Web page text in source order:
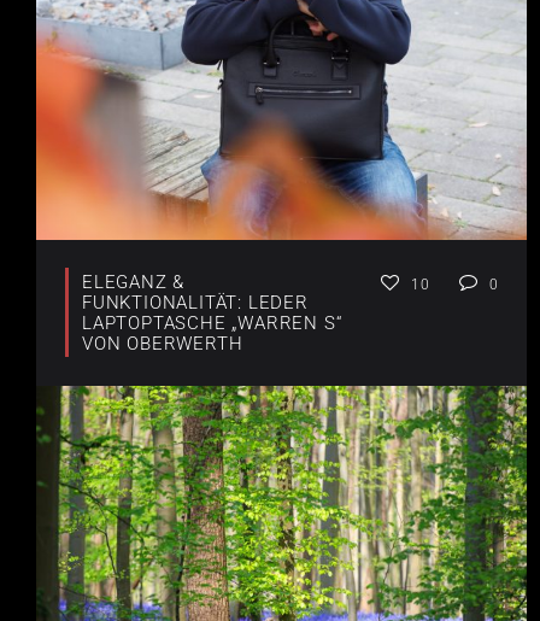
ELEGANZ &
FUNKTIONALITÄT: LEDER
LAPTOPTASCHE „WARREN S“
VON OBERWERTH
10 0